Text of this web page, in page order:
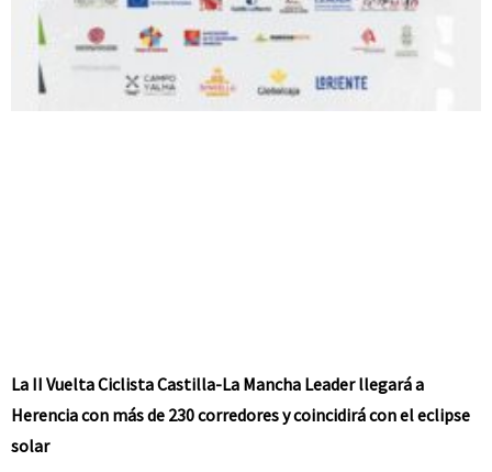
La II Vuelta Ciclista Castilla-La Mancha Leader llegará a
Herencia con más de 230 corredores y coincidirá con el eclipse
solar